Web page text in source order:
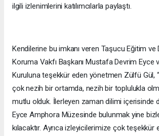
ilgili izlenimlerini katılımcılarla paylaştı.
Kendilerine bu imkanı veren Taşucu Eğitim ve
Koruma Vakfı Başkanı Mustafa Devrim Eyce
Kuruluna teşekkür eden yönetmen Zülfü Gül,
çok nezih bir ortamda, nezih bir toplulukla
mutlu olduk. İlerleyen zaman dilimi içerisinde
Eyce Amphora Müzesinde bulunmak yine
kılacaktır. Ayrıca izleyicilerimize çok teşekkür